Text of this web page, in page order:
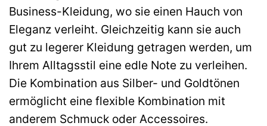
Business-Kleidung, wo sie einen Hauch von
Eleganz verleiht. Gleichzeitig kann sie auch
gut zu legerer Kleidung getragen werden, um
Ihrem Alltagsstil eine edle Note zu verleihen.
Die Kombination aus Silber- und Goldtönen
ermöglicht eine flexible Kombination mit
anderem Schmuck oder Accessoires.